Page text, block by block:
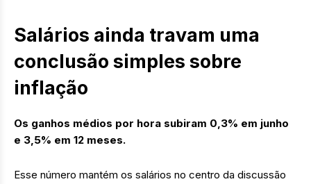
Salários ainda travam uma
conclusão simples sobre
inflação
Os ganhos médios por hora subiram 0,3% em junho
e 3,5% em 12 meses.
Esse número mantém os salários no centro da discussão